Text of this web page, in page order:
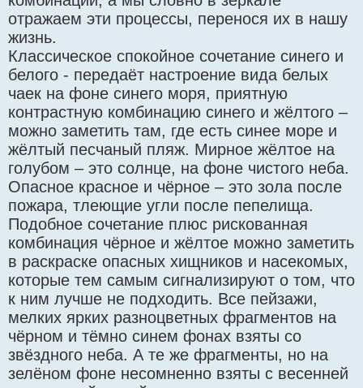
отражаем эти процессы, перенося их в нашу
жизнь.
Классическое спокойное сочетание синего и
белого - передаёт настроение вида белых
чаек на фоне синего моря, приятную
контрастную комбинацию синего и жёлтого –
можно заметить там, где есть синее море и
жёлтый песчаный пляж. Мирное жёлтое на
голубом – это солнце, на фоне чистого неба.
Опасное красное и чёрное – это зола после
пожара, тлеющие угли после пепелища.
Подобное сочетание плюс рискованная
комбинация чёрное и жёлтое можно заметить
в раскраске опасных хищников и насекомых,
которые тем самым сигнализируют о том, что
к ним лучше не подходить. Все пейзажи,
мелких ярких разноцветных фрагментов на
чёрном и тёмно синем фонах взяты со
звёздного неба. А те же фрагменты, но на
зелёном фоне несомненно взяты с весенней